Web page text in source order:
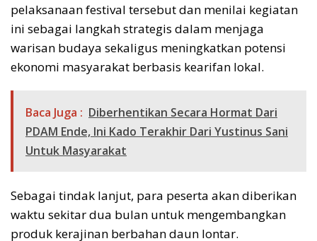
pelaksanaan festival tersebut dan menilai kegiatan
ini sebagai langkah strategis dalam menjaga
warisan budaya sekaligus meningkatkan potensi
ekonomi masyarakat berbasis kearifan lokal.
Baca Juga : Diberhentikan Secara Hormat Dari
PDAM Ende, Ini Kado Terakhir Dari Yustinus Sani
Untuk Masyarakat
Sebagai tindak lanjut, para peserta akan diberikan
waktu sekitar dua bulan untuk mengembangkan
produk kerajinan berbahan daun lontar.